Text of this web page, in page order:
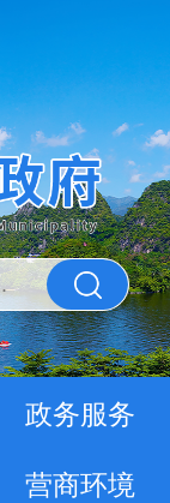
政务服务
营商环境